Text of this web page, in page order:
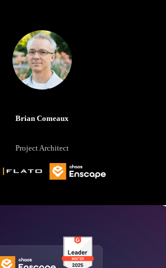
Brian Comeaux
Project Architect